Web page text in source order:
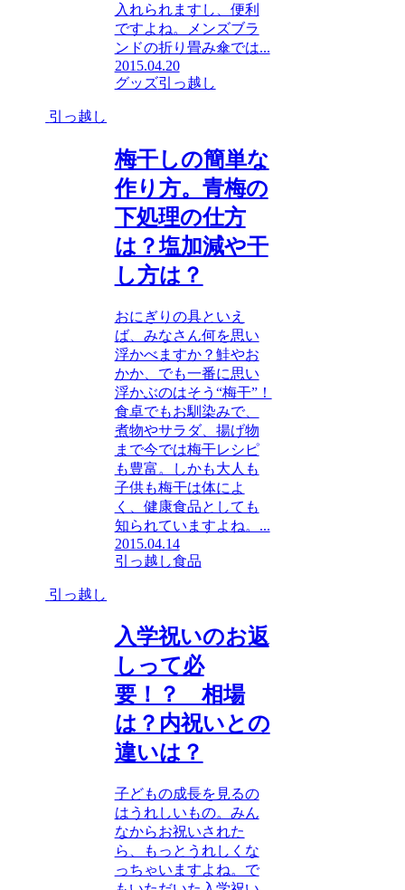
入れられますし、便利
ですよね。メンズブラ
ンドの折り畳み傘では...
2015.04.20
グッズ引っ越し
引っ越し
梅干しの簡単な
作り方。青梅の
下処理の仕方
は？塩加減や干
し方は？
おにぎりの具といえ
ば、みなさん何を思い
浮かべますか？鮭やお
かか、でも一番に思い
浮かぶのはそう“梅干”！
食卓でもお馴染みで、
煮物やサラダ、揚げ物
まで今では梅干レシピ
も豊富。しかも大人も
子供も梅干は体によ
く、健康食品としても
知られていますよね。...
2015.04.14
引っ越し食品
引っ越し
入学祝いのお返
しって必
要！？ 相場
は？内祝いとの
違いは？
子どもの成長を見るの
はうれしいもの。みん
なからお祝いされた
ら、もっとうれしくな
っちゃいますよね。で